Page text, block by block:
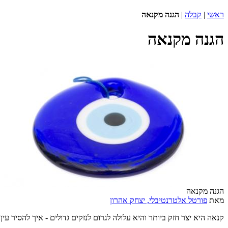
ראשי | קבלה | הגנה מקנאה
הגנה מקנאה
הגנה מקנאה
מאת פורטל אלטרנטיבלי, יצחק אהרון
קנאה היא יצר חזק ביותר והיא עלולה לגרום לנזקים גדולים - איך להסיר